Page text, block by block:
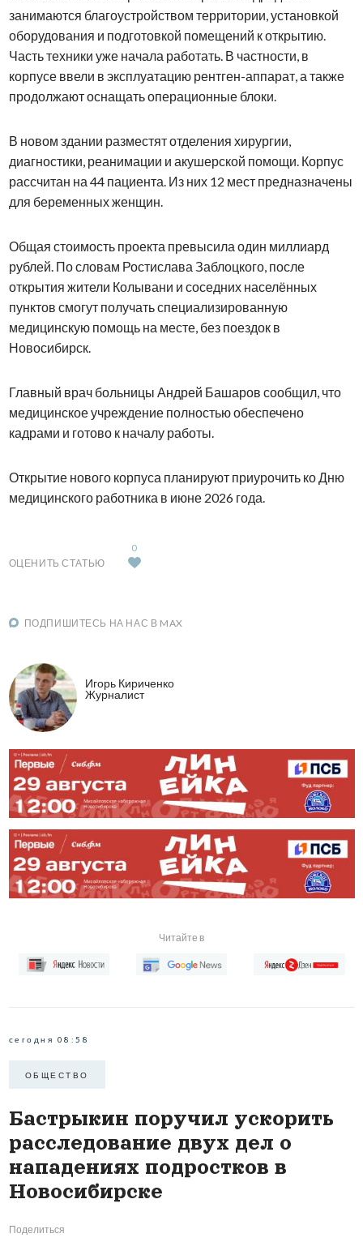
занимаются благоустройством территории, установкой
оборудования и подготовкой помещений к открытию.
Часть техники уже начала работать. В частности, в
корпусе ввели в эксплуатацию рентген-аппарат, а также
продолжают оснащать операционные блоки.
В новом здании разместят отделения хирургии,
диагностики, реанимации и акушерской помощи. Корпус
рассчитан на 44 пациента. Из них 12 мест предназначены
для беременных женщин.
Общая стоимость проекта превысила один миллиард
рублей. По словам Ростислава Заблоцкого, после
открытия жители Колывани и соседних населённых
пунктов смогут получать специализированную
медицинскую помощь на месте, без поездок в
Новосибирск.
Главный врач больницы Андрей Башаров сообщил, что
медицинское учреждение полностью обеспечено
кадрами и готово к началу работы.
Открытие нового корпуса планируют приурочить ко Дню
медицинского работника в июне 2026 года.
ОЦЕНИТЬ СТАТЬЮ
0
ПОДПИШИТЕСЬ НА НАС В MAX
Игорь Кириченко
Журналист
Читайте в
сегодня 08:58
ОБЩЕСТВО
Бастрыкин поручил ускорить
расследование двух дел о
нападениях подростков в
Новосибирске
Поделиться